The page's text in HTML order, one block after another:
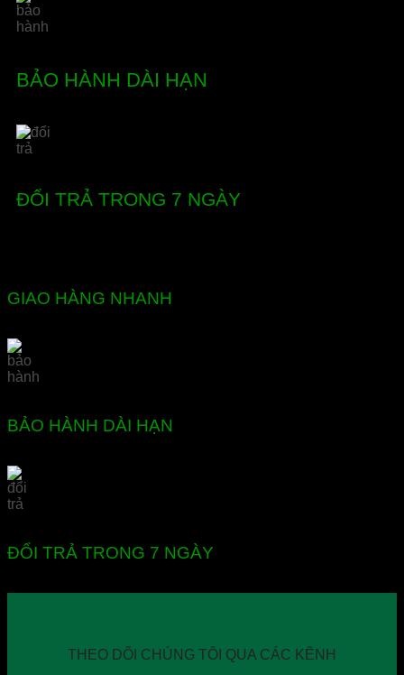
BẢO HÀNH DÀI HẠN
ĐỔI TRẢ TRONG 7 NGÀY
GIAO HÀNG NHANH
BẢO HÀNH DÀI HẠN
ĐỔI TRẢ TRONG 7 NGÀY
THEO DÕI CHÚNG TÔI QUA CÁC KÊNH